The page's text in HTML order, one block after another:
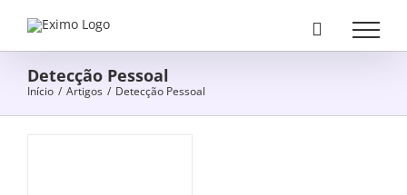
Detecção Pessoal
Início / Artigos / Detecção Pessoal